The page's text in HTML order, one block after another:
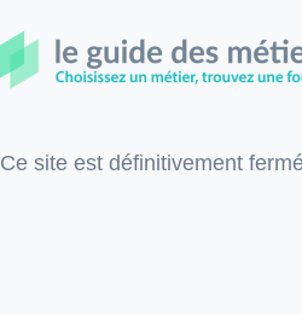
Ce site est définitivement